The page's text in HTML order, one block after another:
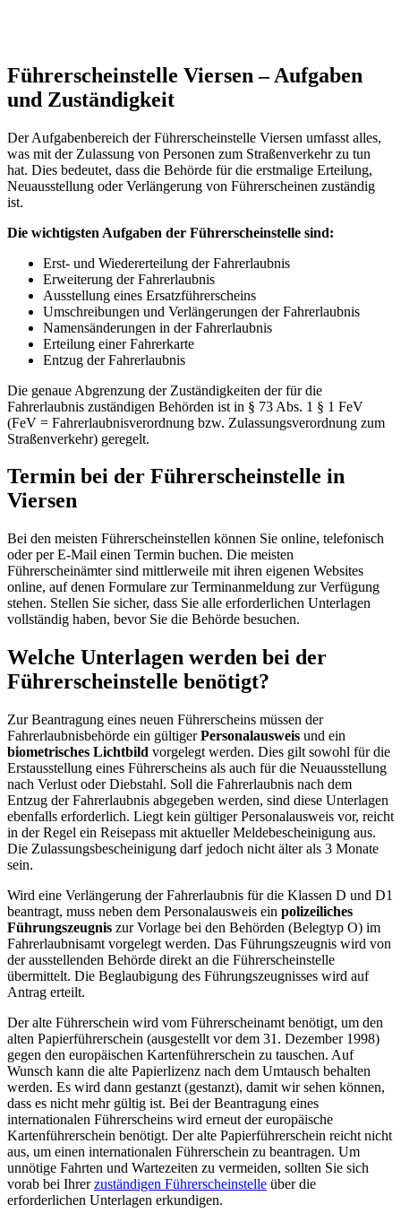
Führerscheinstelle Viersen – Aufgaben
und Zuständigkeit
Der Aufgabenbereich der Führerscheinstelle Viersen umfasst alles,
was mit der Zulassung von Personen zum Straßenverkehr zu tun
hat. Dies bedeutet, dass die Behörde für die erstmalige Erteilung,
Neuausstellung oder Verlängerung von Führerscheinen zuständig
ist.
Die wichtigsten Aufgaben der Führerscheinstelle sind:
Erst- und Wiedererteilung der Fahrerlaubnis
Erweiterung der Fahrerlaubnis
Ausstellung eines Ersatzführerscheins
Umschreibungen und Verlängerungen der Fahrerlaubnis
Namensänderungen in der Fahrerlaubnis
Erteilung einer Fahrerkarte
Entzug der Fahrerlaubnis
Die genaue Abgrenzung der Zuständigkeiten der für die
Fahrerlaubnis zuständigen Behörden ist in § 73 Abs. 1 § 1 FeV
(FeV = Fahrerlaubnisverordnung bzw. Zulassungsverordnung zum
Straßenverkehr) geregelt.
Termin bei der Führerscheinstelle in
Viersen
Bei den meisten Führerscheinstellen können Sie online, telefonisch
oder per E-Mail einen Termin buchen. Die meisten
Führerscheinämter sind mittlerweile mit ihren eigenen Websites
online, auf denen Formulare zur Terminanmeldung zur Verfügung
stehen. Stellen Sie sicher, dass Sie alle erforderlichen Unterlagen
vollständig haben, bevor Sie die Behörde besuchen.
Welche Unterlagen werden bei der
Führerscheinstelle benötigt?
Zur Beantragung eines neuen Führerscheins müssen der
Fahrerlaubnisbehörde ein gültigerPersonalausweis und ein
biometrisches Lichtbild vorgelegt werden. Dies gilt sowohl für die
Erstausstellung eines Führerscheins als auch für die Neuausstellung
nach Verlust oder Diebstahl. Soll die Fahrerlaubnis nach dem
Entzug der Fahrerlaubnis abgegeben werden, sind diese Unterlagen
ebenfalls erforderlich. Liegt kein gültiger Personalausweis vor, reicht
in der Regel ein Reisepass mit aktueller Meldebescheinigung aus.
Die Zulassungsbescheinigung darf jedoch nicht älter als 3 Monate
sein.
Wird eine Verlängerung der Fahrerlaubnis für die Klassen D und D1
beantragt, muss neben dem Personalausweis ein polizeiliches
Führungszeugnis zur Vorlage bei den Behörden (Belegtyp O) im
Fahrerlaubnisamt vorgelegt werden. Das Führungszeugnis wird von
der ausstellenden Behörde direkt an die Führerscheinstelle
übermittelt. Die Beglaubigung des Führungszeugnisses wird auf
Antrag erteilt.
Der alte Führerschein wird vom Führerscheinamt benötigt, um den
alten Papierführerschein (ausgestellt vor dem 31. Dezember 1998)
gegen den europäischen Kartenführerschein zu tauschen. Auf
Wunsch kann die alte Papierlizenz nach dem Umtausch behalten
werden. Es wird dann gestanzt (gestanzt), damit wir sehen können,
dass es nicht mehr gültig ist. Bei der Beantragung eines
internationalen Führerscheins wird erneut der europäische
Kartenführerschein benötigt. Der alte Papierführerschein reicht nicht
aus, um einen internationalen Führerschein zu beantragen. Um
unnötige Fahrten und Wartezeiten zu vermeiden, sollten Sie sich
vorab bei Ihrerzuständigen Führerscheinstelle über die
erforderlichen Unterlagen erkundigen.